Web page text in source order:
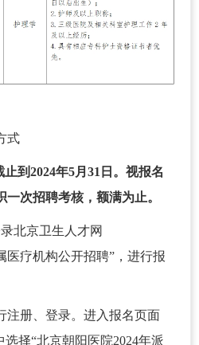
式
到2024年5月31日。视报名
次招聘考核，额满为止。
北京卫生人才网
医疗机构公开招聘”，进行报
注册、登录。进入报名页面
选择“北京朝阳医院2024年派